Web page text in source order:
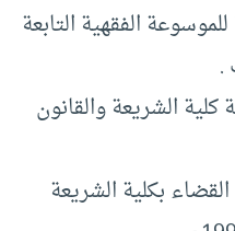
الفقهية التابعة
.
الشريعة والقانون
بكلية الشريعة